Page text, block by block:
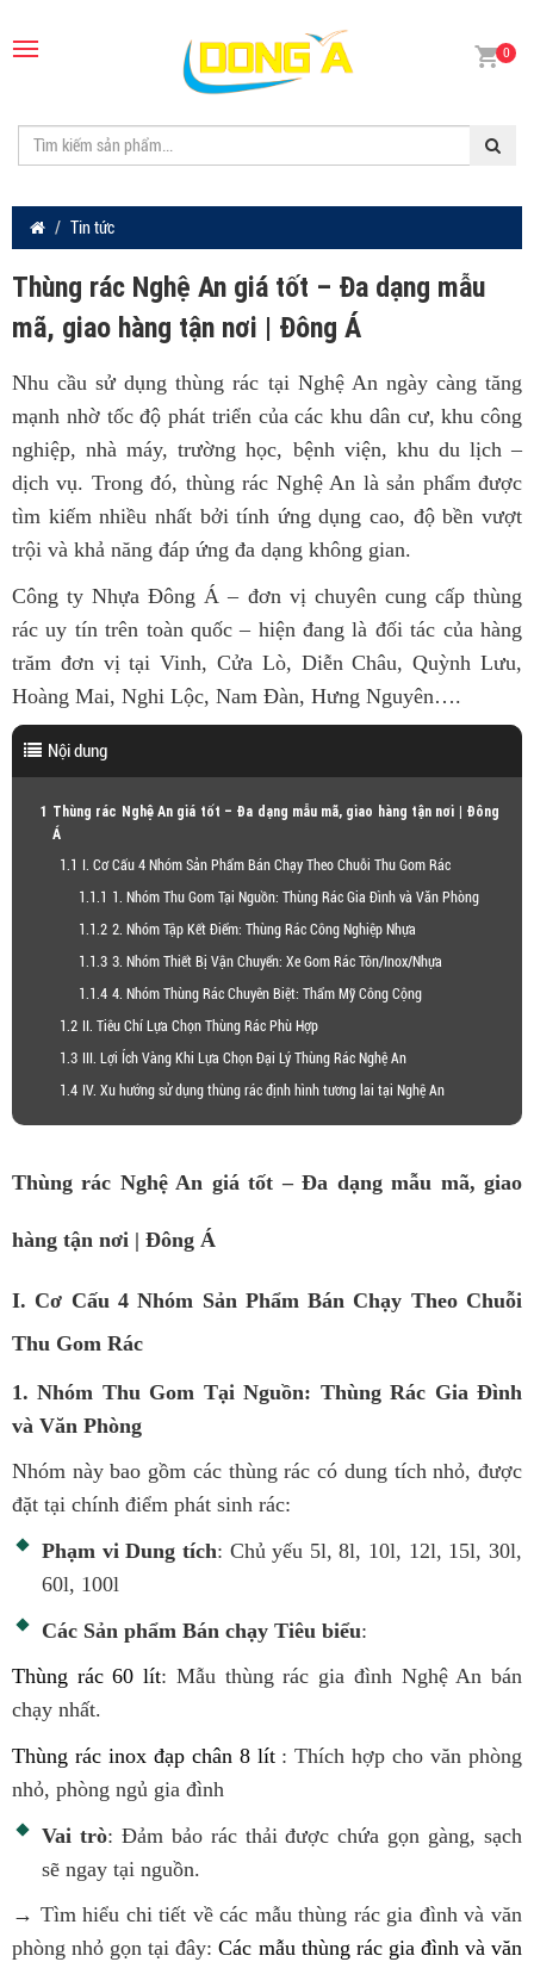
0
Tin tức
Thùng rác Nghệ An giá tốt – Đa dạng mẫu
mã, giao hàng tận nơi | Đông Á
Nhu cầu sử dụng thùng rác tại Nghệ An ngày càng tăng
mạnh nhờ tốc độ phát triển của các khu dân cư, khu công
nghiệp, nhà máy, trường học, bệnh viện, khu du lịch –
dịch vụ. Trong đó, thùng rác Nghệ An là sản phẩm được
tìm kiếm nhiều nhất bởi tính ứng dụng cao, độ bền vượt
trội và khả năng đáp ứng đa dạng không gian.
Công ty Nhựa Đông Á – đơn vị chuyên cung cấp thùng
rác uy tín trên toàn quốc – hiện đang là đối tác của hàng
trăm đơn vị tại Vinh, Cửa Lò, Diễn Châu, Quỳnh Lưu,
Hoàng Mai, Nghi Lộc, Nam Đàn, Hưng Nguyên….
Nội dung
Thùng rác Nghệ An giá tốt – Đa dạng mẫu mã, giao hàng tận nơi | Đông
Á
I. Cơ Cấu 4 Nhóm Sản Phẩm Bán Chạy Theo Chuỗi Thu Gom Rác
1. Nhóm Thu Gom Tại Nguồn: Thùng Rác Gia Đình và Văn Phòng
2. Nhóm Tập Kết Điểm: Thùng Rác Công Nghiệp Nhựa
3. Nhóm Thiết Bị Vận Chuyển: Xe Gom Rác Tôn/Inox/Nhựa
4. Nhóm Thùng Rác Chuyên Biệt: Thẩm Mỹ Công Cộng
II. Tiêu Chí Lựa Chọn Thùng Rác Phù Hợp
III. Lợi Ích Vàng Khi Lựa Chọn Đại Lý Thùng Rác Nghệ An
IV. Xu hướng sử dụng thùng rác định hình tương lai tại Nghệ An
Thùng rác Nghệ An giá tốt – Đa dạng mẫu mã, giao
hàng tận nơi | Đông Á
I. Cơ Cấu 4 Nhóm Sản Phẩm Bán Chạy Theo Chuỗi
Thu Gom Rác
1. Nhóm Thu Gom Tại Nguồn: Thùng Rác Gia Đình
và Văn Phòng
Nhóm này bao gồm các thùng rác có dung tích nhỏ, được
đặt tại chính điểm phát sinh rác:
Phạm vi Dung tích: Chủ yếu 5l, 8l, 10l, 12l, 15l, 30l,
60l, 100l
Các Sản phẩm Bán chạy Tiêu biểu:
Thùng rác 60 lít: Mẫu thùng rác gia đình Nghệ An bán
chạy nhất.
Thùng rác inox đạp chân 8 lít: Thích hợp cho văn phòng
nhỏ, phòng ngủ gia đình
Vai trò: Đảm bảo rác thải được chứa gọn gàng, sạch
sẽ ngay tại nguồn.
→ Tìm hiểu chi tiết về các mẫu thùng rác gia đình và văn
phòng nhỏ gọn tại đây:Các mẫu thùng rác gia đình và văn